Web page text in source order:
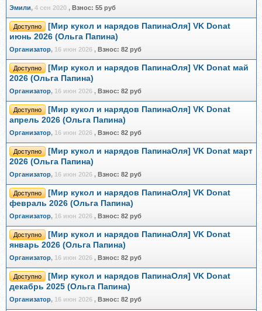
Эмили, 4 сен 2020 , Взнос: 55 руб
Доступно
[Мир кукол и нарядов ПапинаОля] VK Donat
июнь 2026 (Ольга Папина)
Организатор, 16 июн 2026 , Взнос: 82 руб
Доступно
[Мир кукол и нарядов ПапинаОля] VK Donat май
2026 (Ольга Папина)
Организатор, 16 июн 2026 , Взнос: 82 руб
Доступно
[Мир кукол и нарядов ПапинаОля] VK Donat
апрель 2026 (Ольга Папина)
Организатор, 16 июн 2026 , Взнос: 82 руб
Доступно
[Мир кукол и нарядов ПапинаОля] VK Donat март
2026 (Ольга Папина)
Организатор, 16 июн 2026 , Взнос: 82 руб
Доступно
[Мир кукол и нарядов ПапинаОля] VK Donat
февраль 2026 (Ольга Папина)
Организатор, 16 июн 2026 , Взнос: 82 руб
Доступно
[Мир кукол и нарядов ПапинаОля] VK Donat
январь 2026 (Ольга Папина)
Организатор, 16 июн 2026 , Взнос: 82 руб
Доступно
[Мир кукол и нарядов ПапинаОля] VK Donat
декабрь 2025 (Ольга Папина)
Организатор, 16 июн 2026 , Взнос: 82 руб